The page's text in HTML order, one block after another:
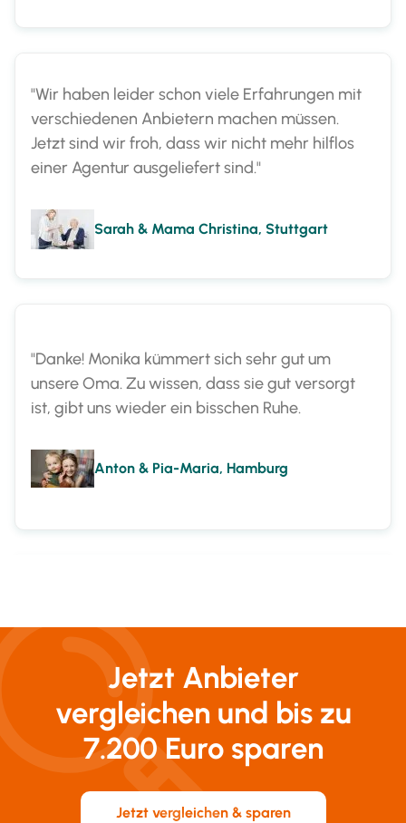
"Wir haben leider schon viele Erfahrungen mit
verschiedenen Anbietern machen müssen.
Jetzt sind wir froh, dass wir nicht mehr hilflos
einer Agentur ausgeliefert sind."
Sarah & Mama Christina, Stuttgart
"Danke! Monika kümmert sich sehr gut um
unsere Oma. Zu wissen, dass sie gut versorgt
ist, gibt uns wieder ein bisschen Ruhe.
Anton & Pia-Maria, Hamburg
Jetzt Anbieter
vergleichen und bis zu
7.200 Euro sparen
Jetzt vergleichen & sparen